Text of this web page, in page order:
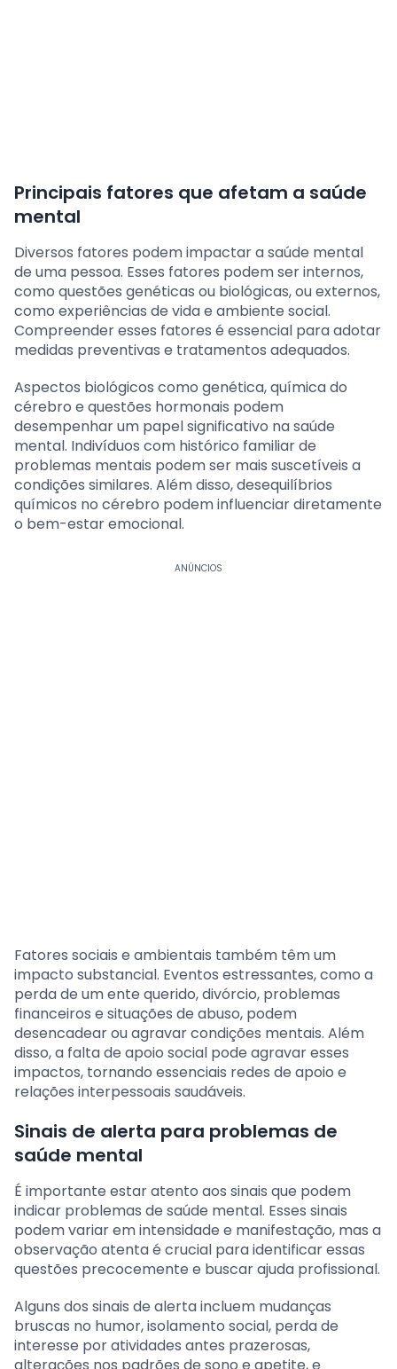
Principais fatores que afetam a saúde
mental
Diversos fatores podem impactar a saúde mental
de uma pessoa. Esses fatores podem ser internos,
como questões genéticas ou biológicas, ou externos,
como experiências de vida e ambiente social.
Compreender esses fatores é essencial para adotar
medidas preventivas e tratamentos adequados.
Aspectos biológicos como genética, química do
cérebro e questões hormonais podem
desempenhar um papel significativo na saúde
mental. Indivíduos com histórico familiar de
problemas mentais podem ser mais suscetíveis a
condições similares. Além disso, desequilíbrios
químicos no cérebro podem influenciar diretamente
o bem-estar emocional.
ANÚNCIOS
Fatores sociais e ambientais também têm um
impacto substancial. Eventos estressantes, como a
perda de um ente querido, divórcio, problemas
financeiros e situações de abuso, podem
desencadear ou agravar condições mentais. Além
disso, a falta de apoio social pode agravar esses
impactos, tornando essenciais redes de apoio e
relações interpessoais saudáveis.
Sinais de alerta para problemas de
saúde mental
É importante estar atento aos sinais que podem
indicar problemas de saúde mental. Esses sinais
podem variar em intensidade e manifestação, mas a
observação atenta é crucial para identificar essas
questões precocemente e buscar ajuda profissional.
Alguns dos sinais de alerta incluem mudanças
bruscas no humor, isolamento social, perda de
interesse por atividades antes prazerosas,
alterações nos padrões de sono e apetite, e